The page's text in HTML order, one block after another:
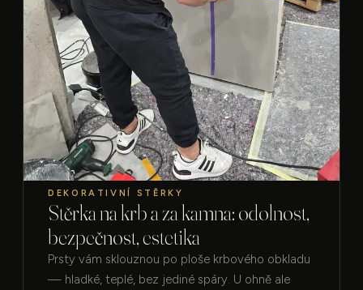
DEKORATIVNÍ STĚRKY
Stěrka na krb a za kamna: odolnost,
bezpečnost, estetika
Prsty vám sklouznou po ploše krbového obkladu
— hladké, teplé, bez jediné spáry. U ohně ale